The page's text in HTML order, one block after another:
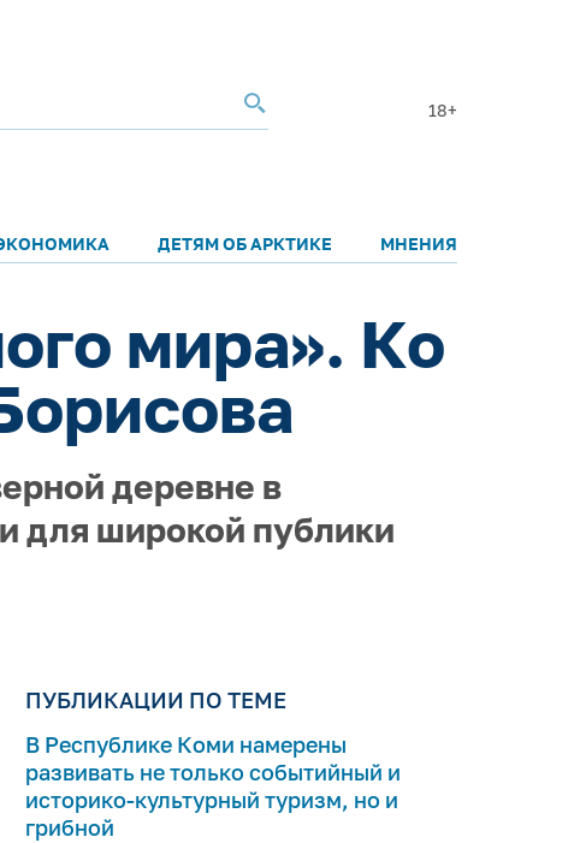
18+
ДЕТЯМ ОБ АРКТИКЕ МНЕНИЯ
мира». Ко
деревне в
для широкой публики
ПУБЛИКАЦИИ ПО ТЕМЕ
В Республике Коми намерены
развивать не только событийный и
историко-культурный туризм, но и
грибной